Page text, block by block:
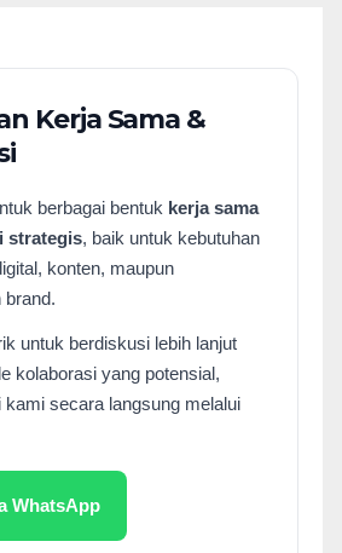
Kerja Sama &
berbagai bentuk kerja sama
strategis, baik untuk kebutuhan
konten, maupun
brand.
untuk berdiskusi lebih lanjut
kolaborasi yang potensial,
kami secara langsung melalui
WhatsApp